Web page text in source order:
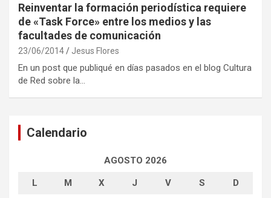
Reinventar la formación periodística requiere
de «Task Force» entre los medios y las
facultades de comunicación
23/06/2014 Jesus Flores
En un post que publiqué en días pasados en el blog Cultura
de Red sobre la…
Calendario
AGOSTO 2026
L M X J V S D